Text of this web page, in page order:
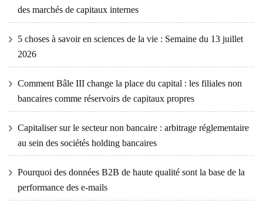
des marchés de capitaux internes
5 choses à savoir en sciences de la vie : Semaine du 13 juillet
2026
Comment Bâle III change la place du capital : les filiales non
bancaires comme réservoirs de capitaux propres
Capitaliser sur le secteur non bancaire : arbitrage réglementaire
au sein des sociétés holding bancaires
Pourquoi des données B2B de haute qualité sont la base de la
performance des e-mails